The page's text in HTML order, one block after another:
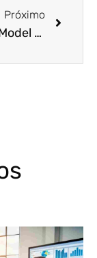
Próximo
Business Model Canvas